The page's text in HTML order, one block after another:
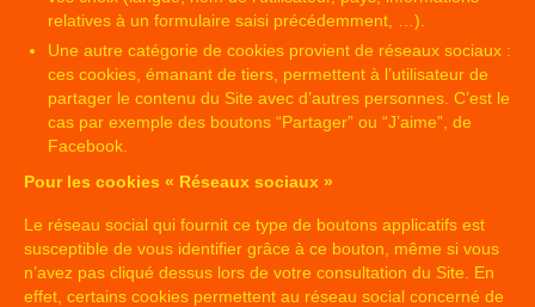
relatives à un formulaire saisi précédemment, …).
Une autre catégorie de cookies provient de réseaux sociaux :
ces cookies, émanant de tiers, permettent à l’utilisateur de
partager le contenu du Site avec d’autres personnes. C’est le
cas par exemple des boutons “Partager” ou “J’aime”, de
Facebook.
Pour les cookies « Réseaux sociaux »
Le réseau social qui fournit ce type de boutons applicatifs est
susceptible de vous identifier grâce à ce bouton, même si vous
n’avez pas cliqué dessus lors de votre consultation du Site. En
effet, certains cookies permettent au réseau social concerné de